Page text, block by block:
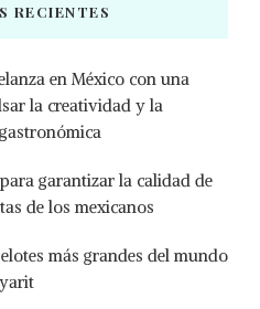
RECIENTES
en México con una
la creatividad y la
garantizar la calidad de
de los mexicanos
más grandes del mundo